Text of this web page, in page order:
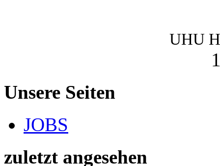
UHU
Unsere Seiten
JOBS
zuletzt angesehen